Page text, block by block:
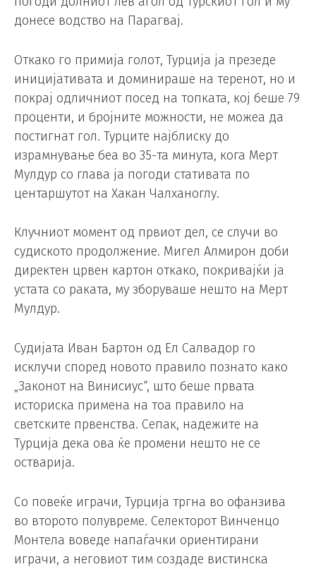
донесе водство на Парагвај.
Откако го примија голот, Турција ја презеде
иницијативата и доминираше на теренот, но и
покрај одличниот посед на топката, кој беше 79
проценти, и бројните можности, не можеа да
постигнат гол. Турците најблиску до
израмнување беа во 35-та минута, кога Мерт
Мулдур со глава ја погоди стативата по
центаршутот на Хакан Чалханоглу.
Клучниот момент од првиот дел, се случи во
судиското продолжение. Мигел Алмирон доби
директен црвен картон откако, покривајќи ја
устата со раката, му зборуваше нешто на Мерт
Мулдур.
Судијата Иван Бартон од Ел Салвадор го
исклучи според новото правило познато како
„Законот на Винисиус“, што беше првата
историска примена на тоа правило на
светските првенства. Сепак, надежите на
Турција дека ова ќе промени нешто не се
остварија.
Со повеќе играчи, Турција тргна во офанзива
во второто полувреме. Селекторот Винченцо
Монтела воведе напаѓачки ориентирани
играчи, а неговиот тим создаде вистинска